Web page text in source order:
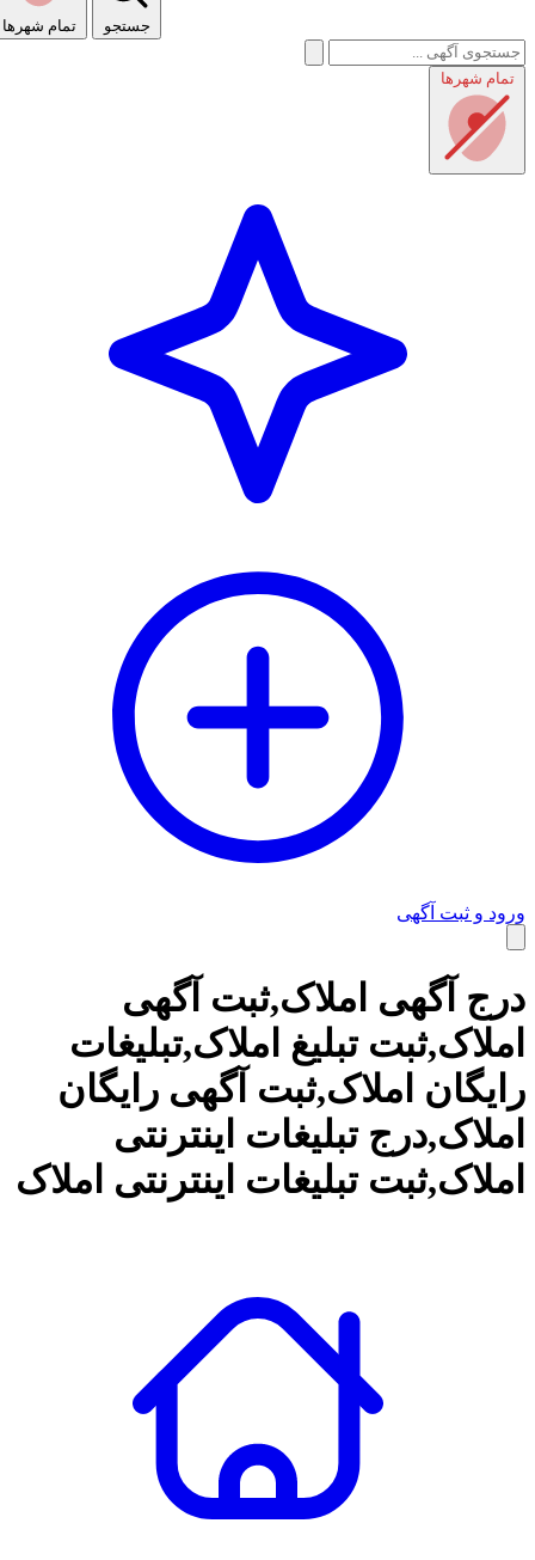
راهنمای استفاده
وبلاگ
تمام شهر‌ها جستجو
تمام شهر‌ها
ورود و ثبت آگهی
درج آگهی املاک,ثبت آگهی
املاک,ثبت تبلیغ املاک,تبلیغات
رایگان املاک,ثبت آگهی رایگان
املاک,درج تبلیغات اینترنتی
املاک,ثبت تبلیغات اینترنتی املاک